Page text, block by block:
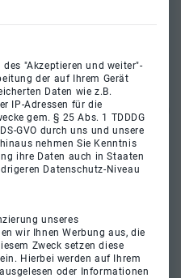
des "Akzeptieren und weiter"-
der auf Ihrem Gerät
Daten wie z.B.
IP-Adressen für die
gem. § 25 Abs. 1 TDDDG
GVO durch uns und unsere
nehmen Sie Kenntnis
ihre Daten auch in Staaten
Datenschutz-Niveau
unseres
wir Ihnen Werbung aus, die
Zweck setzen diese
Hierbei werden auf Ihrem
oder Informationen